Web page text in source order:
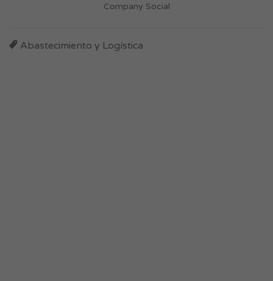
Company Social
Abastecimiento y Logística